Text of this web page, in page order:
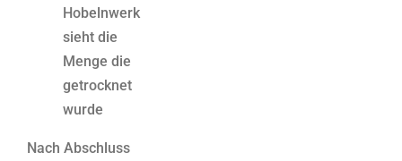
Hobelnwerk
sieht die
Menge die
getrocknet
wurde
Nach Abschluss